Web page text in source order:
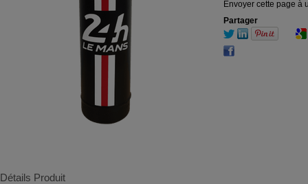
Envoyer cette page à
Partager
Détails Produit